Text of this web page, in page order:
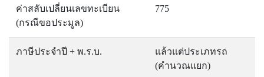
ค่าสลับเปลี่ยนเลขทะเบียน
(กรณีขอประมูล)
775
ภาษีประจำปี + พ.ร.บ.
แล้วแต่ประเภทรถ
(คำนวณแยก)